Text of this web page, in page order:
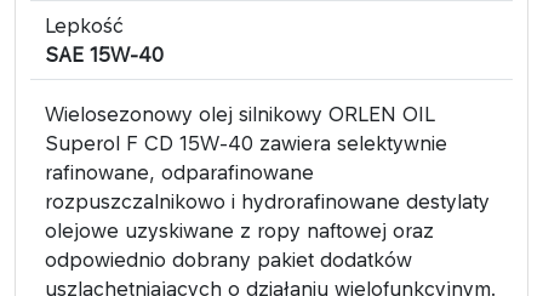
Lepkość
SAE 15W-40
Wielosezonowy olej silnikowy ORLEN OIL
Superol F CD 15W-40 zawiera selektywnie
rafinowane, odparafinowane
rozpuszczalnikowo i hydrorafinowane destylaty
olejowe uzyskiwane z ropy naftowej oraz
odpowiednio dobrany pakiet dodatków
uszlachetniających o działaniu wielofunkcyjnym.